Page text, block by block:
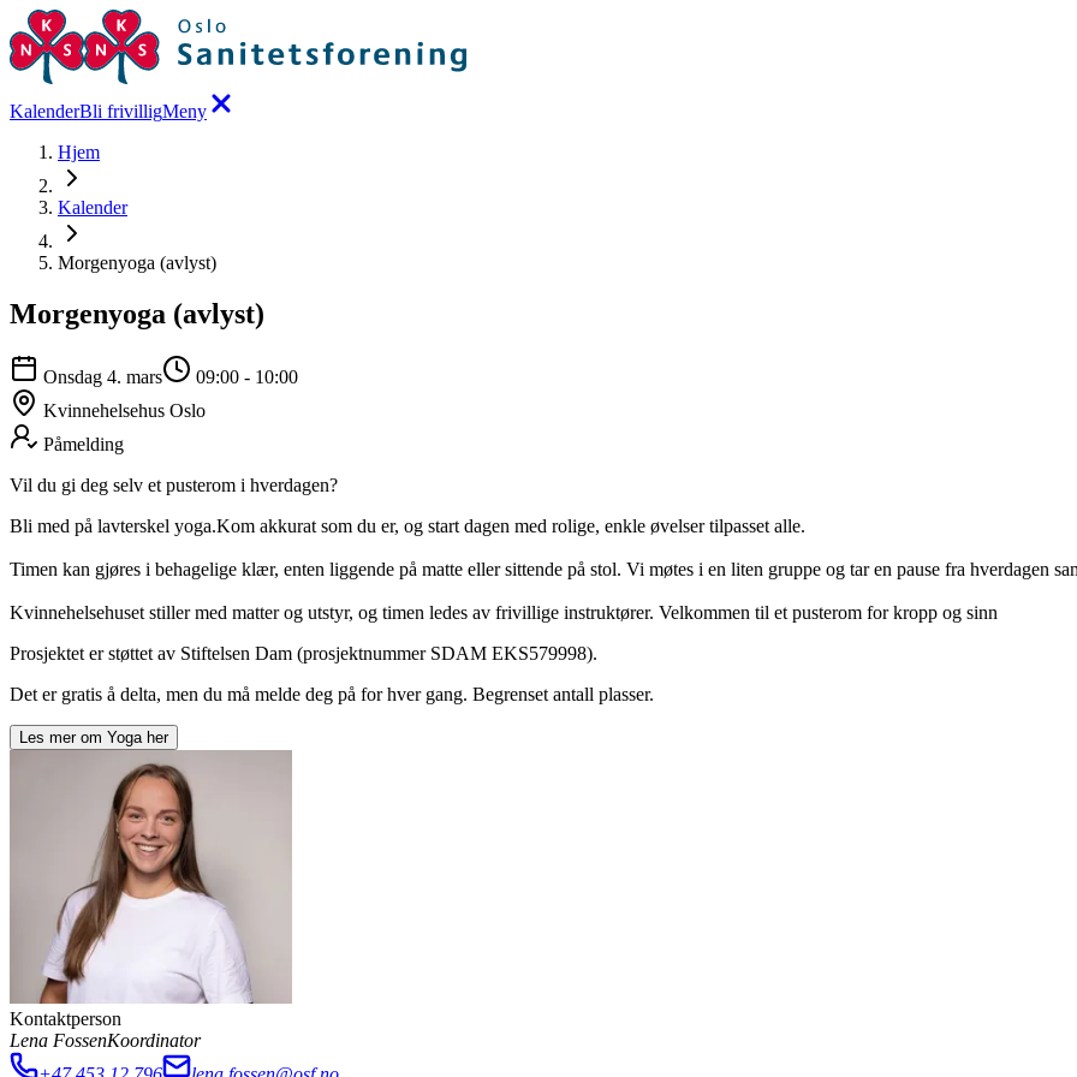
KalenderBli frivilligMeny
Hjem
Kalender
Morgenyoga (avlyst)
Morgenyoga (avlyst)
Onsdag 4. mars 09:00 - 10:00
Kvinnehelsehus Oslo
Påmelding
Vil du gi deg selv et pusterom i hverdagen?
Bli med på lavterskel yoga.Kom akkurat som du er, og start dagen med rolige, enkle øvelser tilpasset alle.
Timen kan gjøres i behagelige klær, enten liggende på matte eller sittende på stol. Vi møtes i en liten gruppe og tar en pause fra hverdagen
Kvinnehelsehuset stiller med matter og utstyr, og timen ledes av frivillige instruktører. Velkommen til et pusterom for kropp og sinn
Prosjektet er støttet av Stiftelsen Dam (prosjektnummer SDAM EKS579998).
Det er gratis å delta, men du må melde deg på for hver gang. Begrenset antall plasser.
Les mer om Yoga her
Kontaktperson
Lena FossenKoordinator